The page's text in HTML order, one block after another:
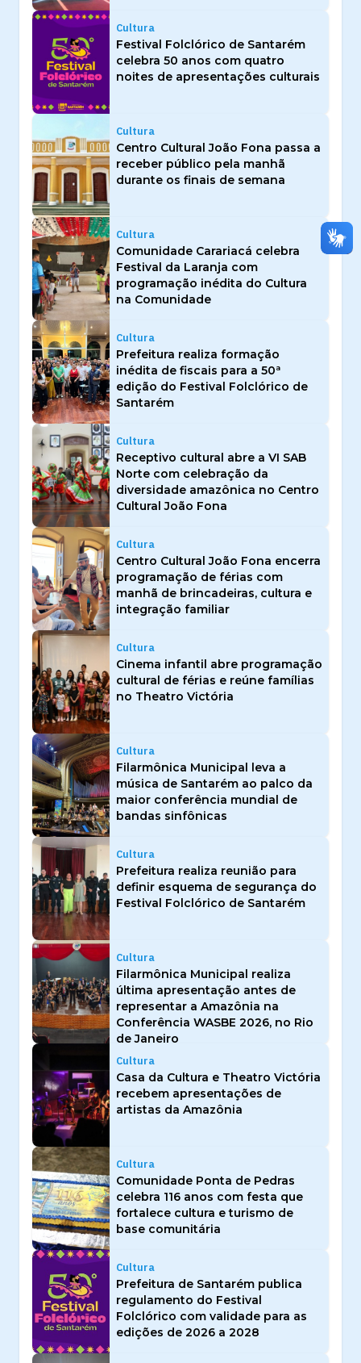
Cultura
Festival Folclórico de Santarém
celebra 50 anos com quatro
noites de apresentações culturais
Cultura
Centro Cultural João Fona passa a
receber público pela manhã
durante os finais de semana
Cultura
Comunidade Carariacá celebra
Festival da Laranja com
programação inédita do Cultura
na Comunidade
Cultura
Prefeitura realiza formação
inédita de fiscais para a 50ª
edição do Festival Folclórico de
Santarém
Cultura
Receptivo cultural abre a VI SAB
Norte com celebração da
diversidade amazônica no Centro
Cultural João Fona
Cultura
Centro Cultural João Fona encerra
programação de férias com
manhã de brincadeiras, cultura e
integração familiar
Cultura
Cinema infantil abre programação
cultural de férias e reúne famílias
no Theatro Victória
Cultura
Filarmônica Municipal leva a
música de Santarém ao palco da
maior conferência mundial de
bandas sinfônicas
Cultura
Prefeitura realiza reunião para
definir esquema de segurança do
Festival Folclórico de Santarém
Cultura
Filarmônica Municipal realiza
última apresentação antes de
representar a Amazônia na
Conferência WASBE 2026, no Rio
de Janeiro
Cultura
Casa da Cultura e Theatro Victória
recebem apresentações de
artistas da Amazônia
Cultura
Comunidade Ponta de Pedras
celebra 116 anos com festa que
fortalece cultura e turismo de
base comunitária
Cultura
Prefeitura de Santarém publica
regulamento do Festival
Folclórico com validade para as
edições de 2026 a 2028